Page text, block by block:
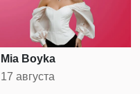
Mia Boyka
17 августа